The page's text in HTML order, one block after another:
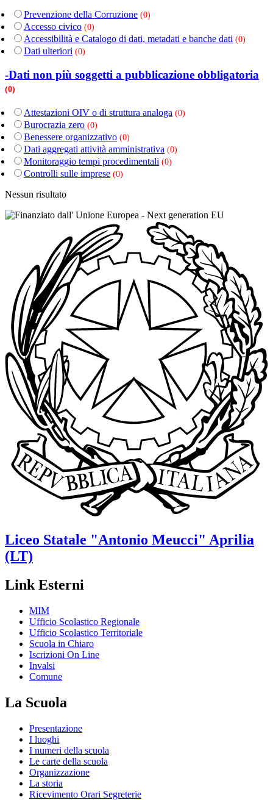
Prevenzione della Corruzione (0)
Accesso civico (0)
Accessibilità e Catalogo di dati, metadati e banche dati (0)
Dati ulteriori (0)
-Dati non più soggetti a pubblicazione obbligatoria
(0)
Attestazioni OIV o di struttura analoga (0)
Burocrazia zero (0)
Benessere organizzativo (0)
Dati aggregati attività amministrativa (0)
Monitoraggio tempi procedimentali (0)
Controlli sulle imprese (0)
Nessun risultato
Liceo Statale "Antonio Meucci" Aprilia
(LT)
Link Esterni
MIM
Ufficio Scolastico Regionale
Ufficio Scolastico Territoriale
Scuola in Chiaro
Iscrizioni On Line
Invalsi
Comune
La Scuola
Presentazione
I luoghi
I numeri della scuola
Le carte della scuola
Organizzazione
La storia
Ricevimento Orari Segreterie